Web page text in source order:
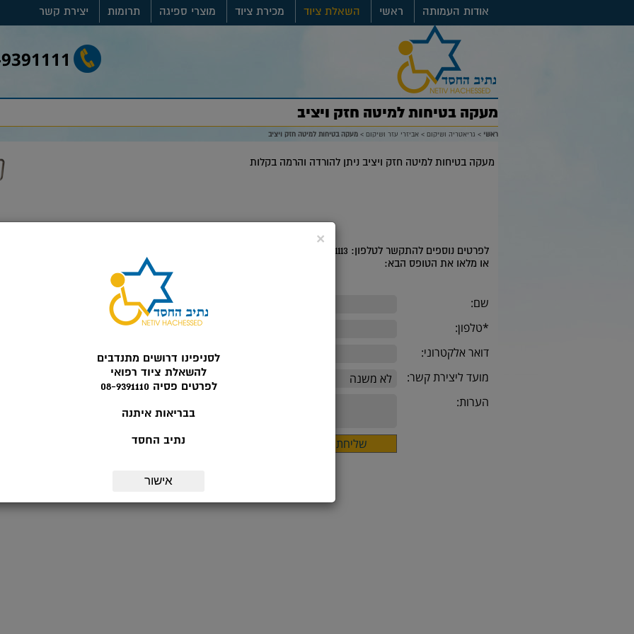
אודות העמותה ראשי השאלת ציוד מכירת ציוד מוצרי ספיגה תרומות יצירת קשר
מעקה בטיחות למיטה חזק ויציב
ראשי > גריאטריה ושיקום > אביזרי עזר ושיקום > מעקה בטיחות למיטה חזק ויציב
מעקה בטיחות למיטה חזק ויציב ניתן להורדה והרמה בקלות
לפרטים נוספים להתקשר לטלפון: 08-9391113 בשעות הפעילות: ימי א'-ה : 9.00-14.00
או מלאו את הטופס הבא:
שם:
*טלפון:
דואר אלקטרוני:
מועד ליצירת קשר:
הערות:
×
לסניפינו דרושים מתנדבים
להשאלת ציוד רפואי
לפרטים פסיה 08-9391110
בבריאות איתנה
נתיב החסד
אישור